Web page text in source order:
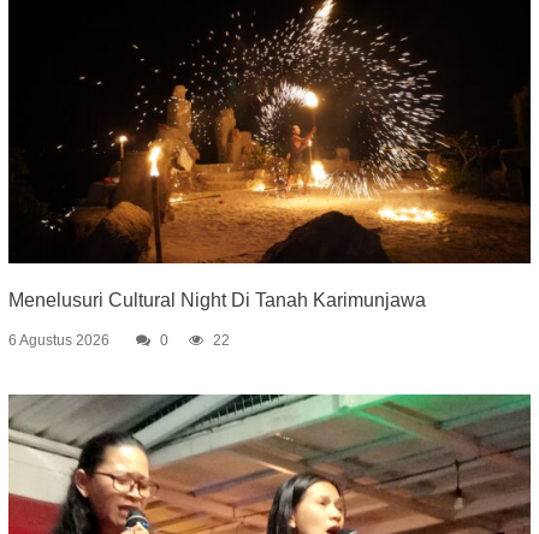
Menelusuri Cultural Night Di Tanah Karimunjawa
6 Agustus 2026 0 22